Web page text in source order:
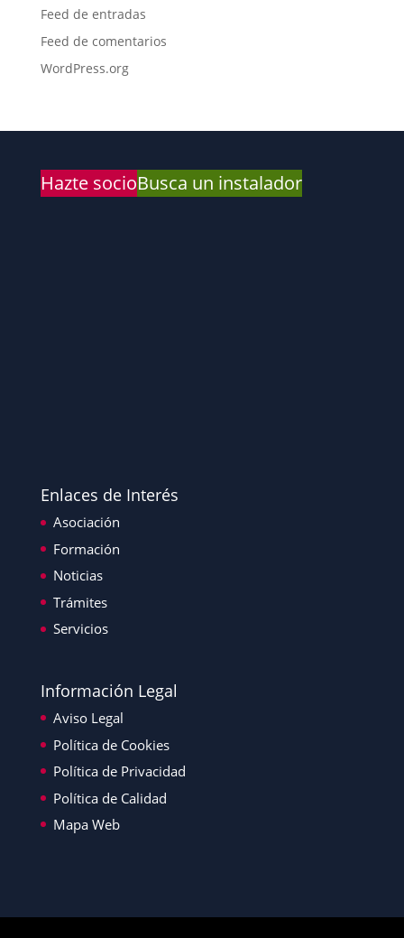
Feed de entradas
Feed de comentarios
WordPress.org
Hazte socioBusca un instalador
Enlaces de Interés
Asociación
Formación
Noticias
Trámites
Servicios
Información Legal
Aviso Legal
Política de Cookies
Política de Privacidad
Política de Calidad
Mapa Web